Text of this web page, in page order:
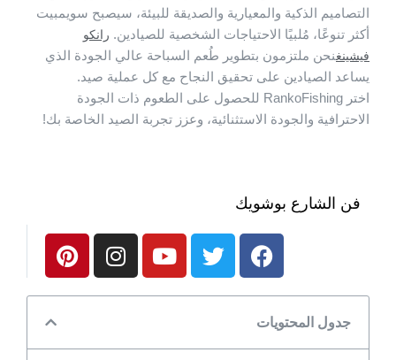
التصاميم الذكية والمعيارية والصديقة للبيئة، سيصبح سويمبيت
أكثر تنوعًا، مُلبيًا الاحتياجات الشخصية للصيادين. رانكو
فيشينغنحن ملتزمون بتطوير طُعم السباحة عالي الجودة الذي
يساعد الصيادين على تحقيق النجاح مع كل عملية صيد.
اختر RankoFishing للحصول على الطعوم ذات الجودة
الاحترافية والجودة الاستثنائية، وعزز تجربة الصيد الخاصة بك!
فن الشارع بوشويك
جدول المحتويات